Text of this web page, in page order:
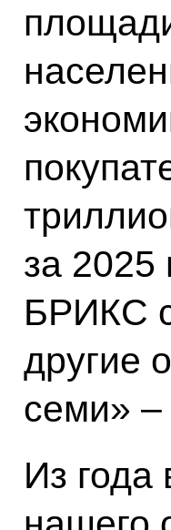
за 2025
БРИКС
другие
семи» –
Из года